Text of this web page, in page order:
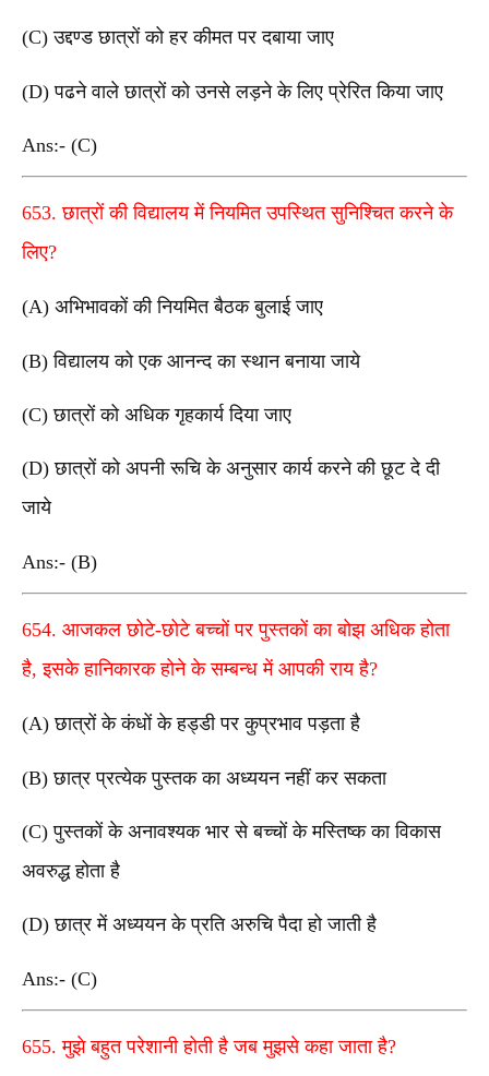
(C) उद्दण्ड छात्रों को हर कीमत पर दबाया जाए
(D) पढने वाले छात्रों को उनसे लड़ने के लिए प्रेरित किया जाए
Ans:- (C)
653. छात्रों की विद्यालय में नियमित उपस्थित सुनिश्चित करने के
लिए?
(A) अभिभावकों की नियमित बैठक बुलाई जाए
(B) विद्यालय को एक आनन्द का स्थान बनाया जाये
(C) छात्रों को अधिक गृहकार्य दिया जाए
(D) छात्रों को अपनी रूचि के अनुसार कार्य करने की छूट दे दी
जाये
Ans:- (B)
654. आजकल छोटे-छोटे बच्चों पर पुस्तकों का बोझ अधिक होता
है, इसके हानिकारक होने के सम्बन्ध में आपकी राय है?
(A) छात्रों के कंधों के हड्डी पर कुप्रभाव पड़ता है
(B) छात्र प्रत्येक पुस्तक का अध्ययन नहीं कर सकता
(C) पुस्तकों के अनावश्यक भार से बच्चों के मस्तिष्क का विकास
अवरुद्ध होता है
(D) छात्र में अध्ययन के प्रति अरुचि पैदा हो जाती है
Ans:- (C)
655. मुझे बहुत परेशानी होती है जब मुझसे कहा जाता है?